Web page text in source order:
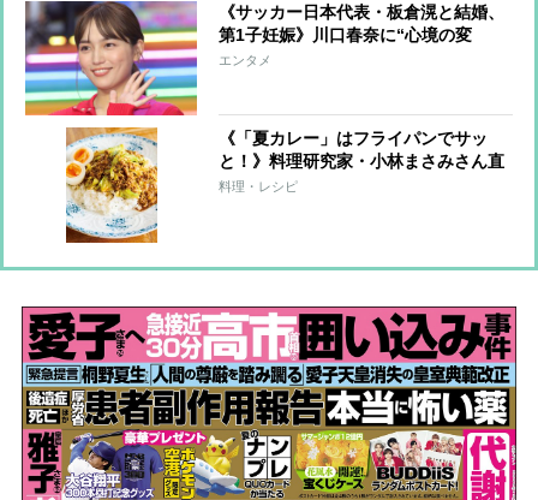
《サッカー日本代表・板倉滉と結婚、
第1子妊娠》川口春奈に“心境の変
化”をもたらした主演映画『ママせ
エンタメ
《「夏カレー」はフライパンでサッ
と！》料理研究家・小林まさみさん直
伝レシピ
料理・レシピ